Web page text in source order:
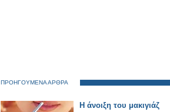
ΠΡΟΗΓΟΥΜΕΝΑ ΑΡΘΡΑ
Η άνοιξη του μακιγιάζ